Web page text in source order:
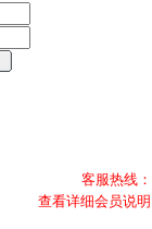
客服热线
查看详细会员说